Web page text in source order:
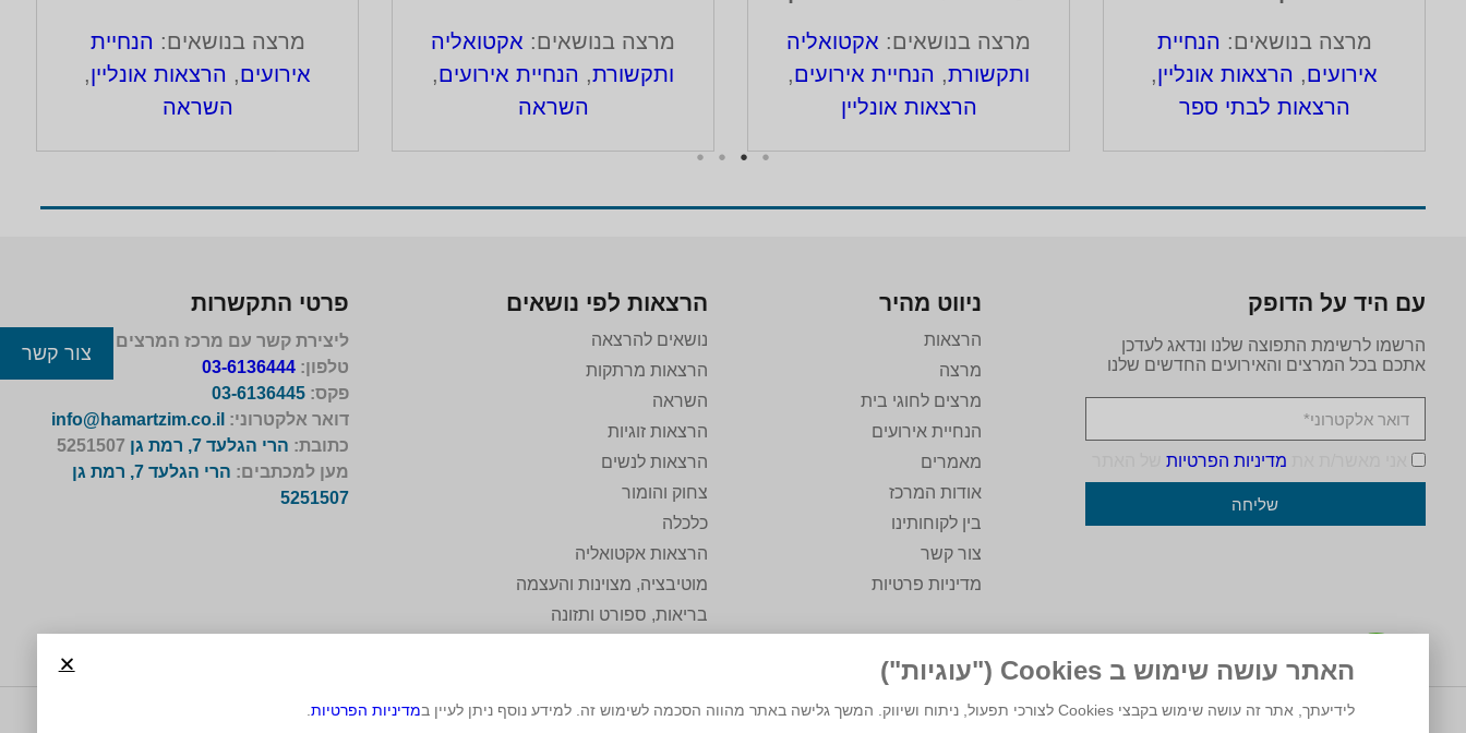
מרצה בנושאים: הנחיית
אירועים, הרצאות אונליין,
השראה
מרצה בנושאים: אקטואליה
ותקשורת, הנחיית אירועים,
השראה
מרצה בנושאים: אקטואליה
ותקשורת, הנחיית אירועים,
הרצאות אונליין
מרצה בנושאים: הנחיית
אירועים, הרצאות אונליין,
הרצאות לבתי ספר
עם היד על הדופק
הרשמו לרשימת התפוצה שלנו ונדאג לעדכן
אתכם בכל המרצים והאירועים החדשים שלנו
מדיניות הפרטיותשל האתר
שליחה
ניווט מהיר
הרצאות
מרצה
מרצים לחוגי בית
הנחיית אירועים
מאמרים
אודות המרכז
בין לקוחותינו
צור קשר
מדיניות פרטיות
הרצאות לפי נושאים
נושאים להרצאה
הרצאות מרתקות
השראה
הרצאות זוגיות
הרצאות לנשים
צחוק והומור
כלכלה
הרצאות אקטואליה
מוטיבציה, מצוינות והעצמה
בריאות, ספורט ותזונה
פרטי התקשרות
ליצירת קשר עם מרכז המרצים לישראל
טלפון:03-6136444
פקס:03-6136445
דואר אלקטרוני: info@hamartzim.co.il
כתובת: הרי הגלעד 7, רמת גן
מען למכתבים:
הרי הגלעד 7, רמת גן
5251507
צור קשר
האתר עושה שימוש ב Cookies ("עוגיות")
לידיעתך, אתר זה עושה שימוש בקבצי Cookies לצורכי תפעול, ניתוח ושיווק. המשך גלישה באתר מהווה הסכמה לשימוש זה. למידע נוסף ניתן לעיין ב מדיניות הפרטיות.